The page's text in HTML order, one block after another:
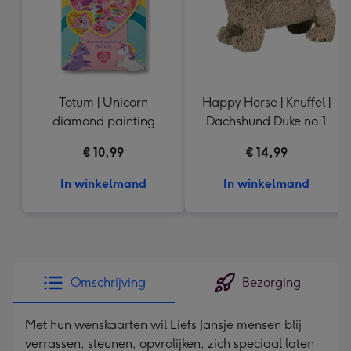
Totum | Unicorn
diamond painting
€ 10,99
In winkelmand
Happy Horse | Knuffel |
Dachshund Duke no.1
€ 14,99
In winkelmand
Omschrijving Bezorging
Met hun wenskaarten wil Liefs Jansje mensen blij
verrassen, steunen, opvrolijken, zich speciaal laten